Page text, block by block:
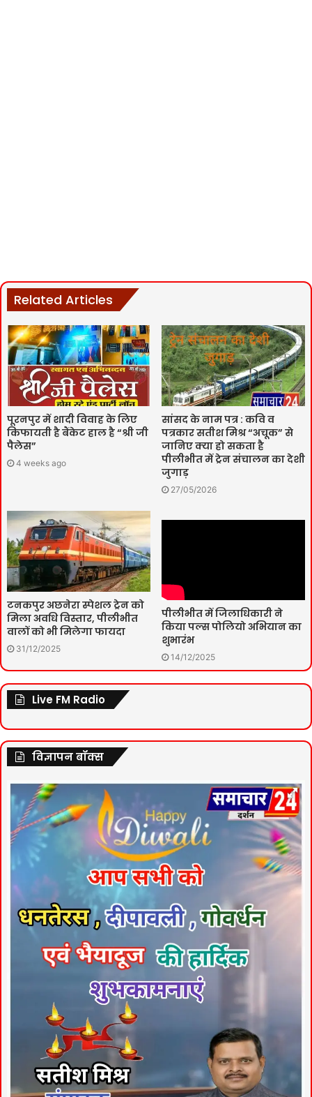
Related Articles
पूरनपुर में शादी विवाह के लिए
किफायती है बैंकेट हाल है “श्री जी
पैलेस”
4 weeks ago
सांसद के नाम पत्र : कवि व
पत्रकार सतीश मिश्र “अचूक” से
जानिए क्या हो सकता है
पीलीभीत में ट्रेन संचालन का देशी
जुगाड़
27/05/2026
टनकपुर अछनेरा स्पेशल ट्रेन को
मिला अवधि विस्तार, पीलीभीत
वालों को भी मिलेगा फायदा
31/12/2025
पीलीभीत में जिलाधिकारी ने
किया पल्स पोलियो अभियान का
शुभारंभ
14/12/2025
Live FM Radio
विज्ञापन बॉक्स